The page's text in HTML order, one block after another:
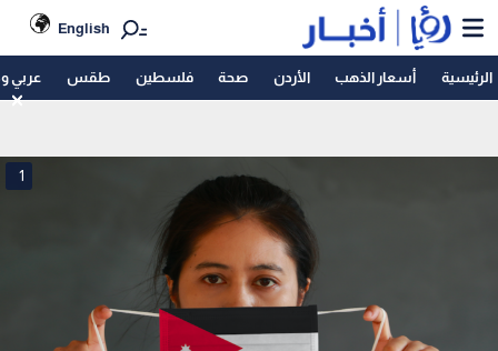
English
الرئيسية أسعار الذهب الأردن صحة فلسطين طقس عربي
1